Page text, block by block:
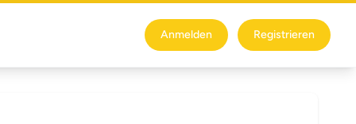
Anmelden Registrieren